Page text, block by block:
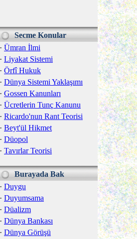
Secme Konular
· Ümran İlmi
· Liyakat Sistemi
· Örfî Hukuk
· Dünya Sistemi Yaklaşımı
· Gossen Kanunları
· Ücretlerin Tunç Kanunu
· Ricardo'nun Rant Teorisi
· Beyt'ül Hikmet
· Düopol
· Tavırlar Teorisi
Burayada Bak
· Duygu
· Duyumsama
· Düalizm
· Dünya Bankası
· Dünya Görüşü